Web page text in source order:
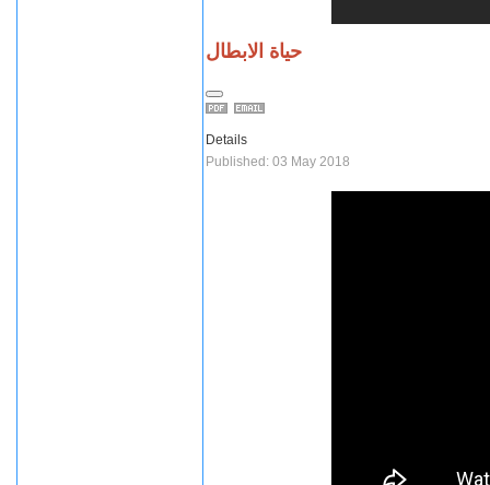
حياة الابطال
Details
Published: 03 May 2018